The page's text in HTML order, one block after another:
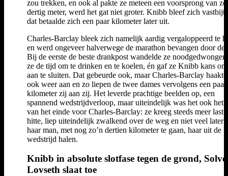
zou trekken, en ook al pakte ze meteen een voorsprong van
dertig meter, werd het gat niet groter. Knibb bleef zich
dat betaalde zich een paar kilometer later uit.
Charles-Barclay bleek zich namelijk aardig vergaloppeerd te
en werd ongeveer halverwege de marathon bevangen door de
Bij de eerste de beste drankpost wandelde ze
ze de tijd om te drinken en te koelen, én gaf ze Knibb kans
aan te sluiten. Dat gebeurde ook, maar Charles-Barclay
ook weer aan en zo liepen de twee dames vervolgens een paar
kilometer zij aan zij. Het leverde prachtige beelden op, een
spannend wedstrijdverloop, maar uiteindelijk was het ook het
van het einde voor Charles-Barclay: ze kreeg steeds meer last
hitte, liep uiteindelijk zwalkend over de weg en niet veel later
haar man, met nog zo’n dertien kilometer te gaan, haar uit de
wedstrijd halen.
Knibb in absolute slotfase tegen de grond,
Lovseth slaat toe